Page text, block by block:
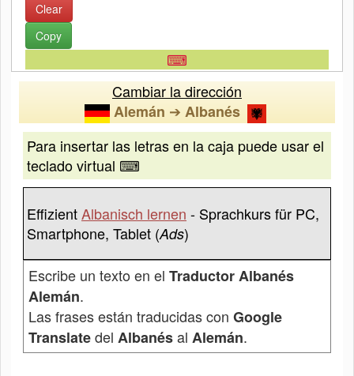
Clear
Copy
⌨
Cambiar la dirección
Alemán ➔ Albanés
Para insertar las letras en la caja puede usar el
teclado virtual ⌨
EffizientAlbanisch lernen - Sprachkurs für PC,
Smartphone, Tablet (Ads)
Escribe un texto en el Traductor Albanés
Alemán.
Las frases están traducidas con Google
Translatedel Albanésal Alemán.